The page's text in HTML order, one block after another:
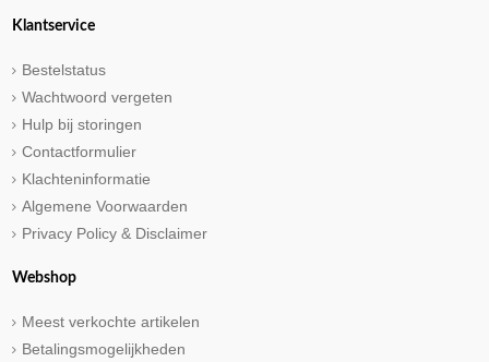
Klantservice
Bestelstatus
Wachtwoord vergeten
Hulp bij storingen
Contactformulier
Klachteninformatie
Algemene Voorwaarden
Privacy Policy & Disclaimer
Webshop
Meest verkochte artikelen
Betalingsmogelijkheden